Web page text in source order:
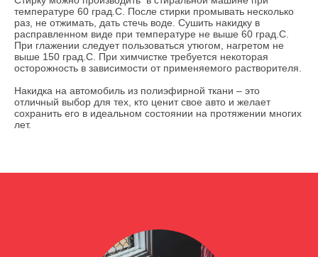
температуре 60 град.С. После стирки промывать несколько
раз, не отжимать, дать стечь воде. Сушить накидку в
расправленном виде при температуре не выше 60 град.С.
При глажении следует пользоваться утюгом, нагретом не
выше 150 град.С. При химчистке требуется некоторая
осторожность в зависимости от применяемого растворителя.
Накидка на автомобиль из полиэфирной ткани – это
отличный выбор для тех, кто ценит свое авто и желает
сохранить его в идеальном состоянии на протяжении многих
лет.